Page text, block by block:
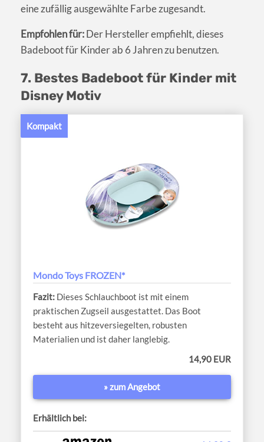
eine zufällig ausgewählte Farbe zugesandt.
Empfohlen für:Der Hersteller empfiehlt, dieses
Badeboot für Kinder ab 6 Jahren zu benutzen.
7. Bestes Badeboot für Kinder mit
Disney Motiv
Kompakt
Mondo Toys FROZEN*
Dieses Schlauchboot ist mit einem
praktischen Zugseil ausgestattet. Das Boot
besteht aus hitzeversiegelten, robusten
Materialien und ist daher langlebig.
14,90 EUR
» zum Angebot
Erhältlich bei: